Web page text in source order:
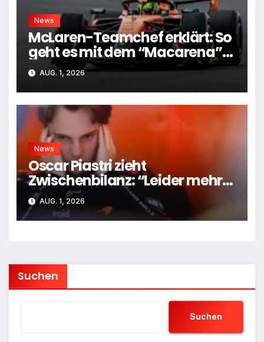
News
McLaren-Teamchef erklärt: So
geht es mit dem “Macarena”-
Flügel weiter
AUG. 1, 2026
News
Oscar Piastri zieht
Zwischenbilanz: “Leider mehr
Tiefen als Höhen”
AUG. 1, 2026
Suchen
Suchen